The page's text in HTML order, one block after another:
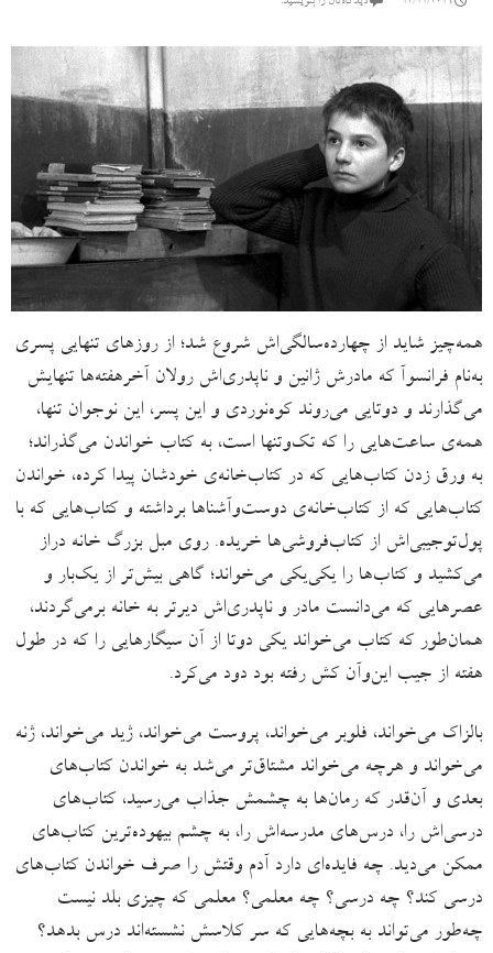
همه‌چیز شاید از چهارده‌سالگی‌اش شروع شد؛ از روزهای تنهایی پسری
به‌نام فرانسوآ که مادرش ژانین و ناپدری‌اش رولان آخرهفته‌ها تنهایش
می‌گذارند و دوتایی می‌روند کوه‌نوردی و این پسر، این نوجوان تنها،
همه‌ی ساعت‌هایی را که تک‌وتنها است، به کتاب خواندن می‌گذراند؛
به ورق زدن کتاب‌هایی که در کتاب‌خانه‌ی خودشان پیدا کرده، خواندن
کتاب‌هایی که از کتاب‌خانه‌ی دوست‌وآشناها برداشته و کتاب‌هایی که با
پول‌توجیبی‌اش از کتاب‌فروشی‌ها خریده. روی مبل بزرگ خانه دراز
می‌کشید و کتاب‌ها را یکی‌یکی می‌خواند؛ گاهی بیش‌تر از یک‌بار و
عصرهایی که می‌دانست مادر و ناپدری‌اش دیرتر به خانه برمی‌گردند،
همان‌طور که کتاب می‌خواند یکی دوتا از آن سیگارهایی را که در طول
هفته از جیب‌ این‌وآن کش رفته بود دود می‌کرد.
بالزاک می‌خواند، فلوبر می‌خواند، پروست می‌خواند، ژید می‌خواند، ژنه
می‌خواند و هرچه می‌خواند مشتاق‌تر می‌شد به خواندن کتاب‌های
بعدی و آن‌قدر که رمان‌ها به چشمش جذاب می‌رسید، کتاب‌های
درسی‌اش را، درس‌های مدرسه‌اش را، به چشم بیهوده‌ترین کتاب‌های
ممکن می‌دید. چه فایده‌ای دارد آدم وقتش را صرف خواندن کتاب‌های
درسی کند؟ چه درسی؟ چه معلمی؟ معلمی که چیزی بلد نیست
چه‌طور می‌تواند به بچه‌هایی که سر کلاسش نشسته‌اند درس بدهد؟